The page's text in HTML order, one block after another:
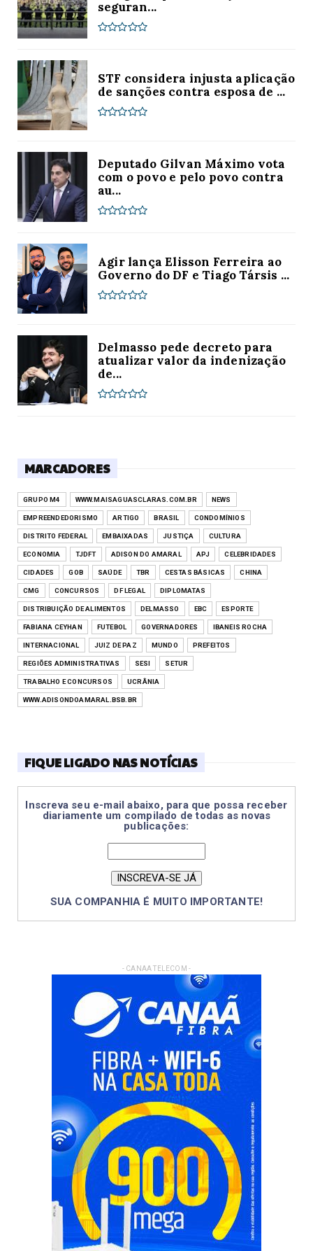
seguran...
STF considera injusta aplicação
de sanções contra esposa de ...
Deputado Gilvan Máximo vota
com o povo e pelo povo contra
au...
Agir lança Elisson Ferreira ao
Governo do DF e Tiago Társis ...
Delmasso pede decreto para
atualizar valor da indenização
de...
MARCADORES
GRUPO M4 WWW.MAISAGUASCLARAS.COM.BR NEWS
EMPREENDEDORISMO ARTIGO BRASIL CONDOMÍNIOS
DISTRITO FEDERAL EMBAIXADAS JUSTIÇA CULTURA
ECONOMIA TJDFT ADISON DO AMARAL APJ CELEBRIDADES
CIDADES GOB SAÚDE TBR CESTAS BÁSICAS CHINA
CMG CONCURSOS DF LEGAL DIPLOMATAS
DISTRIBUIÇÃO DE ALIMENTOS DELMASSO EBC ESPORTE
FABIANA CEYHAN FUTEBOL GOVERNADORES IBANEIS ROCHA
INTERNACIONAL JUIZ DE PAZ MUNDO PREFEITOS
REGIÕES ADMINISTRATIVAS SESI SETUR
TRABALHO E CONCURSOS UCRÂNIA
WWW.ADISONDOAMARAL.BSB.BR
FIQUE LIGADO NAS NOTÍCIAS
Inscreva seu e-mail abaixo, para que possa receber
diariamente um compilado de todas as novas
publicações:
SUA COMPANHIA É MUITO IMPORTANTE!
- CANAA TELECOM -